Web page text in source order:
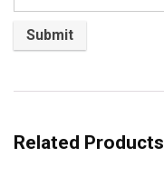
Related Products